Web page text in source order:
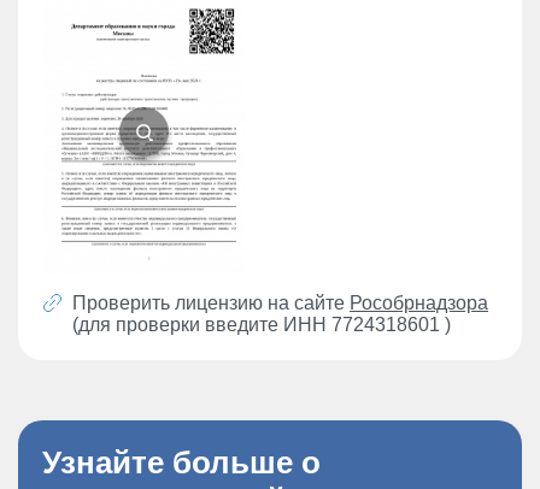
Проверить лицензию на сайте Рособрнадзора
(для проверки введите ИНН 7724318601 )
Узнайте больше о